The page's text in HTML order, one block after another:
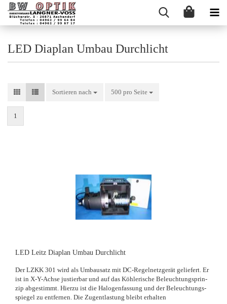
LED Diaplan Umbau Durchlicht
Sortieren nach
Sortieren nach 500 pro Seite
pro Seite
1
LED Leitz Dia­plan Umbau Durch­licht
Der LZKK 301 wird als Um­bau­satz mit DC-​Regelnetzgerät ge­lie­fert. Er
ist in X-​Y-Achse jus­tier­bar und auf das Köh­leri­sche Be­leuch­tungs­prin­
zip ab­ge­stimmt. Hier­zu ist die Ha­lo­gen­fas­sung und der Be­leuch­tungs­
spie­gel zu ent­fer­nen. Die Zug­ent­las­tung bleibt er­hal­ten